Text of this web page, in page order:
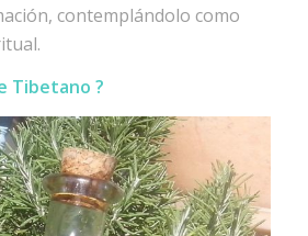
contemplándolo como
Tibetano ?